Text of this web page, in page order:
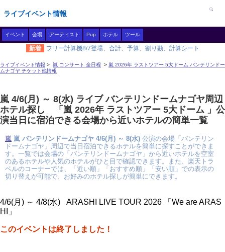
ライブイベント情報
イベント 会場 アーティスト Pup ホテル ツール
新着 フリー計算機8/7登場、合計、予算、割り勘、計算シート
ライブイベント情報 > 嵐 コンサート 全日程 > 嵐 2026年 ラストツアー 5大ドーム バンテリンドー
ムナゴヤ チケット他情報
嵐 4/6(月) ～ 8(水) ライブ バンテリンドームナゴヤ周辺
ホテル探し 「嵐 2026年 ラストツアー 5大ドーム 」公
演当日に宿泊できる会場から近いホテルの簡単一覧
嵐 嵐 バンテリンドームナゴヤ 4/6(月) ～ 8(水) 公演の会場「バンテリン
ドームナゴヤ」周辺で当日宿泊できるホテルを簡単に探すことができま
す。一覧では会場の「バンテリンドームナゴヤ」から近いホテルを空室
のあるホテルや人気のホテルがひと目で確認できます。また、楽天トラ
ベルのコーナーでは、「近い順」「おすすめ順」「安い順」での表示の
切り替えが可能で、お好みのホテル探しが簡単にできます。
4/6(月) ～ 4/8(水) ARASHI LIVE TOUR 2026 「We are ARAS
HI」
このイベントは終了しました！